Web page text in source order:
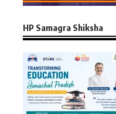
HP Samagra Shiksha